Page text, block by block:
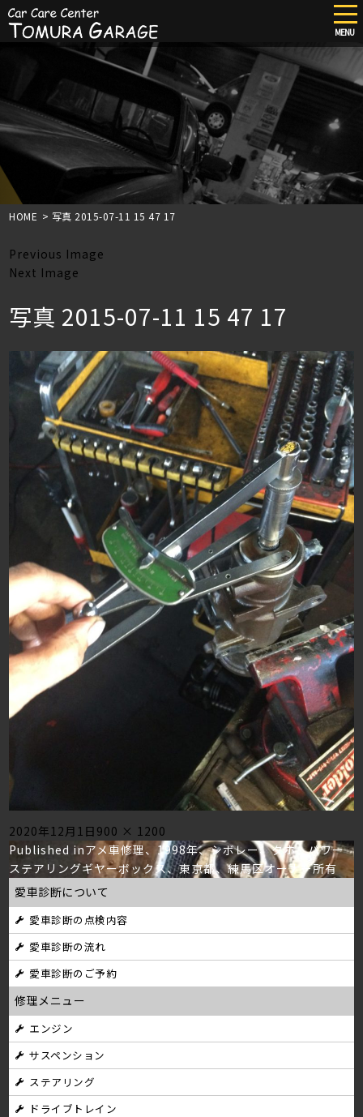
content
MENU
HOME > 写真 2015-07-11 15 47 17
Previous Image
Next Image
写真 2015-07-11 15 47 17
Posted
on
2020年12月1日 Full
size
900 × 1200
投
稿
ナ
ビ
ゲ
ー
シ
ョ
ン
Published inアメ車修理、1998年、シボレー、タホ、パワー
ステアリングギヤーボックス、東京都、練馬区オーナー所有
愛車診断について
愛車診断の点検内容
愛車診断の流れ
愛車診断のご予約
修理メニュー
エンジン
サスペンション
ステアリング
ドライブトレイン